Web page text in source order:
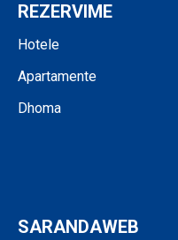
REZERVIME
Hotele
Apartamente
Dhoma
SARANDAWEB